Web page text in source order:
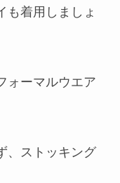
も着用しましょ
ォーマルウエア
、ストッキング